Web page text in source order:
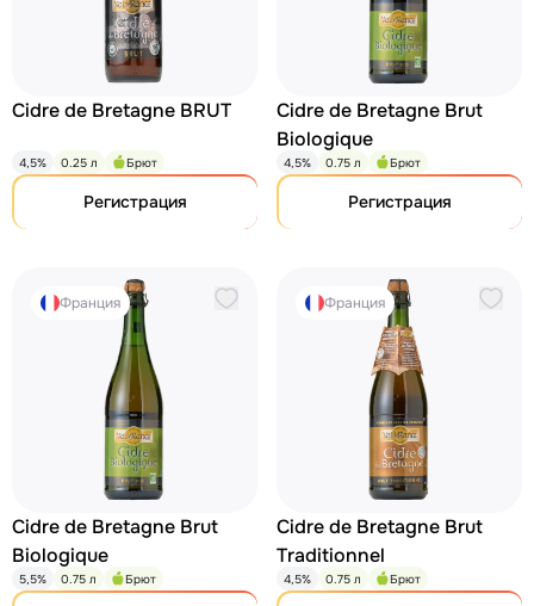
Cidre de Bretagne BRUT
4,5% 0.25 л Брют
Регистрация
Cidre de Bretagne Brut
Biologique
4,5% 0.75 л Брют
Регистрация
Франция
Cidre de Bretagne Brut
Biologique
5,5% 0.75 л Брют
Франция
Cidre de Bretagne Brut
Traditionnel
4,5% 0.75 л Брют